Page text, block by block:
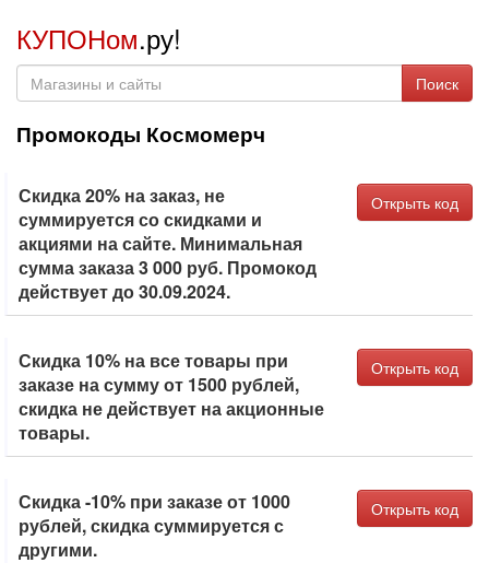
КУПОНом.ру!
Поиск
Промокоды Космомерч
Скидка 20% на заказ, не
суммируется со скидками и
акциями на сайте. Минимальная
сумма заказа 3 000 руб. Промокод
действует до 30.09.2024.
Открыть код
Скидка 10% на все товары при
заказе на сумму от 1500 рублей,
скидка не действует на акционные
товары.
Открыть код
Скидка -10% при заказе от 1000
рублей, скидка суммируется с
другими.
Открыть код